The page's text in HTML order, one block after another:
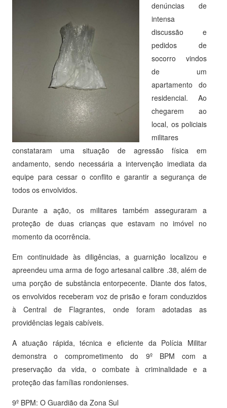
denúncias de
intensa
discussão e
pedidos de
socorro vindos
de um
apartamento do
residencial. Ao
chegarem ao
local, os policiais
militares
constataram uma situação de agressão física em
andamento, sendo necessária a intervenção imediata da
equipe para cessar o conflito e garantir a segurança de
todos os envolvidos.
Durante a ação, os militares também asseguraram a
proteção de duas crianças que estavam no imóvel no
momento da ocorrência.
Em continuidade às diligências, a guarnição localizou e
apreendeu uma arma de fogo artesanal calibre .38, além de
uma porção de substância entorpecente. Diante dos fatos,
os envolvidos receberam voz de prisão e foram conduzidos
à Central de Flagrantes, onde foram adotadas as
providências legais cabíveis.
A atuação rápida, técnica e eficiente da Polícia Militar
demonstra o comprometimento do 9º BPM com a
preservação da vida, o combate à criminalidade e a
proteção das famílias rondonienses.
9º BPM: O Guardião da Zona Sul